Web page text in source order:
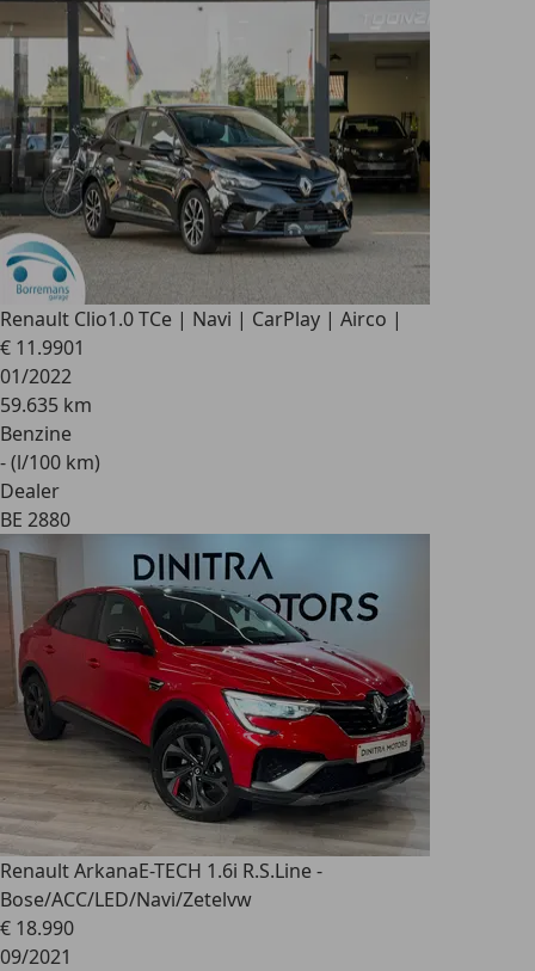
Renault Clio1.0 TCe | Navi | CarPlay | Airco |
€ 11.9901
01/2022
59.635 km
Benzine
- (l/100 km)
Dealer
BE 2880
Renault ArkanaE-TECH 1.6i R.S.Line -
Bose/ACC/LED/Navi/Zetelvw
€ 18.990
09/2021